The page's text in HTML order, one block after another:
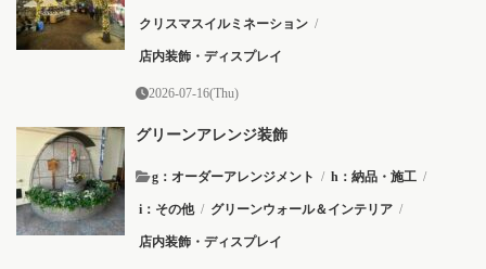
クリスマスイルミネーション /
店内装飾・ディスプレイ
2026-07-16(Thu)
グリーンアレンジ装飾
g：オーダーアレンジメント / h：納品・施工 /
i：その他 / グリーンウォール＆インテリア /
店内装飾・ディスプレイ